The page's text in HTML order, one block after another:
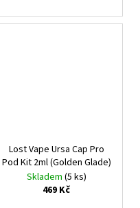
Lost Vape Ursa Cap Pro
Pod Kit 2ml (Golden Glade)
Skladem (5 ks)
469 Kč